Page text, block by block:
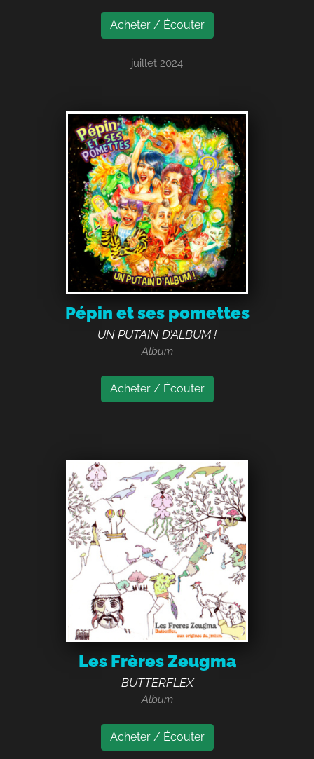
Acheter / Écouter
juillet 2024
Pépin et ses pomettes
UN PUTAIN D’ALBUM !
Album
Acheter / Écouter
Les Frères Zeugma
BUTTERFLEX
Album
Acheter / Écouter